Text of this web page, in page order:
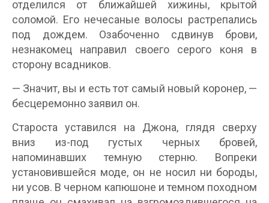
отделился от ближайшей хижины, крытой
соломой. Его нечесаные волосы растрепались
под дождем. Озабоченно сдвинув брови,
незнакомец направил своего серого коня в
сторону всадников.
— Значит, вы и есть тот самый новый коронер, —
бесцеремонно заявил он.
Староста уставился на Джона, глядя сверху
вниз из-под густых черных бровей,
напоминавших темную стерню. Вопреки
установившейся моде, он не носил ни бороды,
ни усов. В черном капюшоне и темном походном